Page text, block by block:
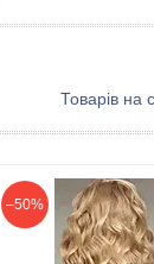
–50%